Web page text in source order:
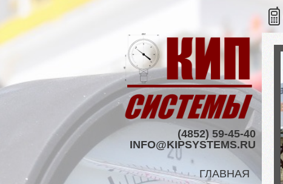
(4852) 59-45-40
INFO@KIPSYSTEMS.RU
ГЛАВНАЯ